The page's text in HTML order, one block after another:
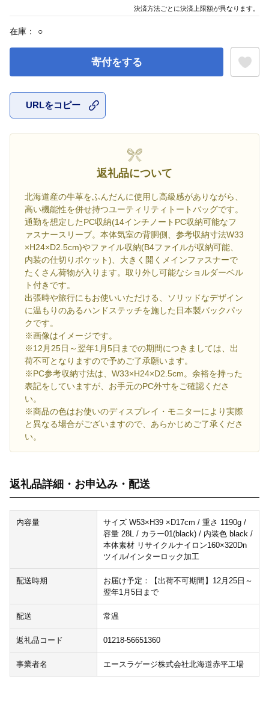
在庫： ○
寄付をする
URLをコピー
返礼品について
北海道産の牛革をふんだんに使用し高級感がありながら、
高い機能性を併せ持つユーティリティトートバッグです。
通勤を想定したPC収納(14インチノートPC収納可能なフ
ァスナースリーブ。本体気室の背胴側、参考収納寸法W33
×H24×D2.5cm)やファイル収納(B4ファイルが収納可能、
内装の仕切りポケット)、大きく開くメインファスナーで
たくさん荷物が入ります。取り外し可能なショルダーベル
ト付きです。
出張時や旅行にもお使いいただける、ソリッドなデザイン
に温もりのあるハンドステッチを施した日本製バックパッ
クです。
※画像はイメージです。
※12月25日～翌年1月5日までの期間につきましては、出
荷不可となりますので予めご了承願います。
※PC参考収納寸法は、W33×H24×D2.5cm。余裕を持った
表記をしていますが、お手元のPC外寸をご確認くださ
い。
※商品の色はお使いのディスプレイ・モニターにより実際
と異なる場合がございますので、あらかじめご了承くださ
い。
返礼品詳細・お申込み・配送
内容量
サイズ W53×H39 ×D17cm / 重さ 1190g /
容量 28L / カラー01(black) / 内装色 black /
本体素材 リサイクルナイロン160×320Dn
ツイル/インターロック加工
配送時期
お届け予定：【出荷不可期間】12月25日～
翌年1月5日まで
配送 常温
返礼品コード 01218-56651360
事業者名 エースラゲージ株式会社北海道赤平工場
決済方法ごとに決済上限額が異なります。